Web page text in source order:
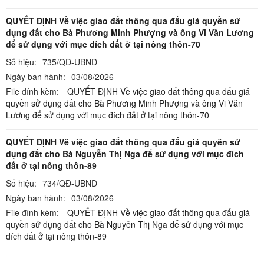
QUYẾT ĐỊNH Về việc giao đất thông qua đấu giá quyền sử
dụng đất cho Bà Phương Minh Phượng và ông Vi Văn Lương
để sử dụng với mục đích đất ở tại nông thôn-70
Số hiệu: 735/QĐ-UBND
Ngày ban hành: 03/08/2026
File đính kèm:
QUYẾT ĐỊNH Về việc giao đất thông qua đấu giá
quyền sử dụng đất cho Bà Phương Minh Phượng và ông Vi Văn
Lương để sử dụng với mục đích đất ở tại nông thôn-70
QUYẾT ĐỊNH Về việc giao đất thông qua đấu giá quyền sử
dụng đất cho Bà Nguyễn Thị Nga để sử dụng với mục đích
đất ở tại nông thôn-89
Số hiệu: 734/QĐ-UBND
Ngày ban hành: 03/08/2026
File đính kèm:
QUYẾT ĐỊNH Về việc giao đất thông qua đấu giá
quyền sử dụng đất cho Bà Nguyễn Thị Nga để sử dụng với mục
đích đất ở tại nông thôn-89